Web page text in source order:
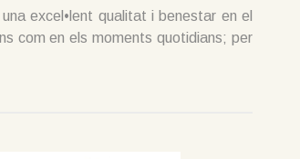
excel•lent qualitat i benestar en el
com en els moments quotidians; per